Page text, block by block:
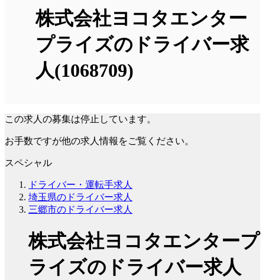
株式会社ヨコタエンター
プライズのドライバー求
人(1068709)
この求人の募集は停止しています。
お手数ですが他の求人情報をご覧ください。
スペシャル
ドライバー・運転手求人
埼玉県のドライバー求人
三郷市のドライバー求人
株式会社ヨコタエンタープ
ライズのドライバー求人